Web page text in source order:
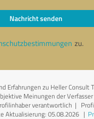
Nachricht senden
zu.
Erfahrungen zu Heller Consult
Meinungen der
verantwortlich |
Aktualisierung: 05.08.2026|